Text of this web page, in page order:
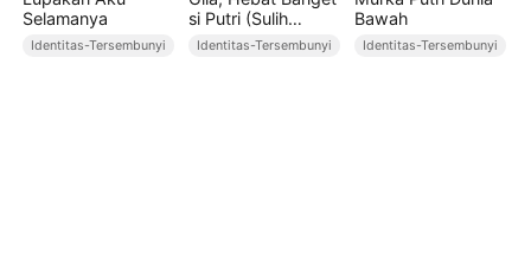
Selamanya
Identitas-Tersembunyi
si Putri (Sulih
Suara)
Identitas-Tersembunyi
Bawah
Identitas-Tersembunyi